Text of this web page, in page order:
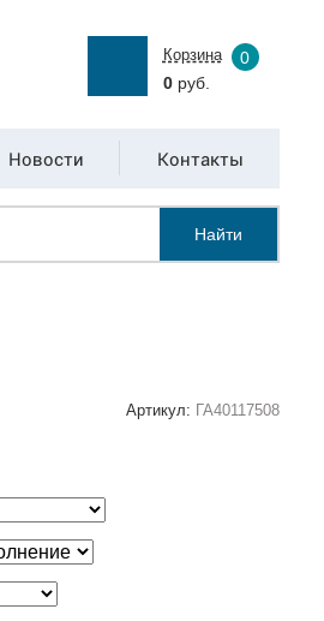
Корзина
0
0руб.
Новости Контакты
Найти
Артикул: ГА40117508